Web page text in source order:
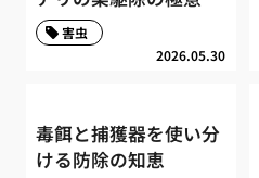
2026.05.30
害虫
毒餌と捕獲器を使い分
ける防除の知恵